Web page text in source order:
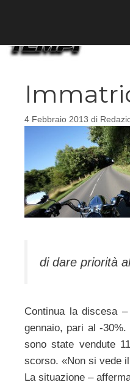
4 Febbraio 2013 di
di dare priorità
Continua la discesa
gennaio, pari al -
sono state vendute
scorso. «Non si vede
La situazione –